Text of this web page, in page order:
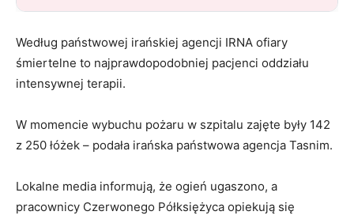
Według państwowej irańskiej agencji IRNA ofiary
śmiertelne to najprawdopodobniej pacjenci oddziału
intensywnej terapii.
W momencie wybuchu pożaru w szpitalu zajęte były 142
z 250 łóżek – podała irańska państwowa agencja Tasnim.
Lokalne media informują, że ogień ugaszono, a
pracownicy Czerwonego Półksiężyca opiekują się